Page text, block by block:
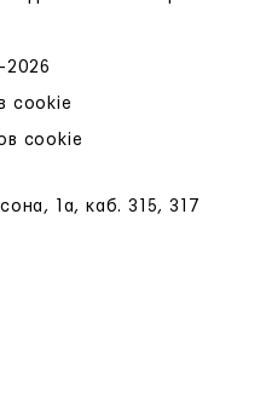
2026
cookie
cookie
1а, каб. 315, 317